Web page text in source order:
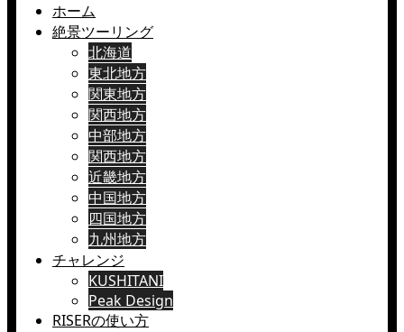
ホーム
絶景ツーリング
北海道
東北地方
関東地方
関西地方
中部地方
関西地方
近畿地方
中国地方
四国地方
九州地方
チャレンジ
KUSHITANI
Peak Design
RISERの使い方